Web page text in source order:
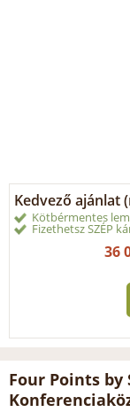
Kedvező ajánlat
Kötbérmentes
Fizethetsz SZÉP
36
Four Points